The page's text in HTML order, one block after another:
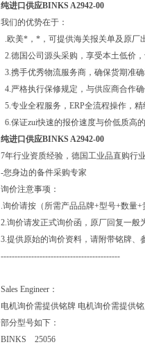
纯进口供应BINKS A2942-00
我们的优势在于：
.欧美*，*，可提供海关报关单及原厂
2.德国公司源头采购，享受本土低价
3.携手优秀物流服务商，确保货期准
4.严格执行保修规定，与供应商合作
5.专业全程服务，ERP全流程操作，
6.保证zui快速的报价速度与价低质高
纯进口供应BINKS A2942-00
7年行业资质经验，德国工业品直购行
-您身边的备件采购专家
询价注意事项：
.询价请按（所需产品品牌+型号+数量
2.询价请发正式询价函，原厂回复一般
3.提供原始的询价资料，请附带铭牌、
-------------------------------------------
Sales Engineer：
电机询价需提供铭牌 电机询价需提供
部分型号如下：
BINKS 25056